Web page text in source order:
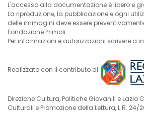
L'accesso alla documentazione è libero e
La riproduzione, la pubblicazione e ogni
delle immagini deve essere
Fondazione Primoli.
Per informazioni e autorizzazioni scrivere a
Realizzato con il contributo di
Direzione Cultura, Politiche Giovanili e Lazio
Culturali e Promozione della Lettura, L.R. 24/